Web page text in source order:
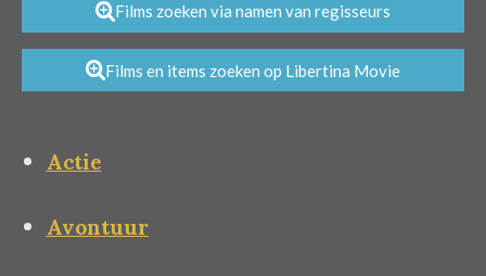
Films zoeken via namen van regisseurs
Films en items zoeken op Libertina Movie
Actie
Avontuur